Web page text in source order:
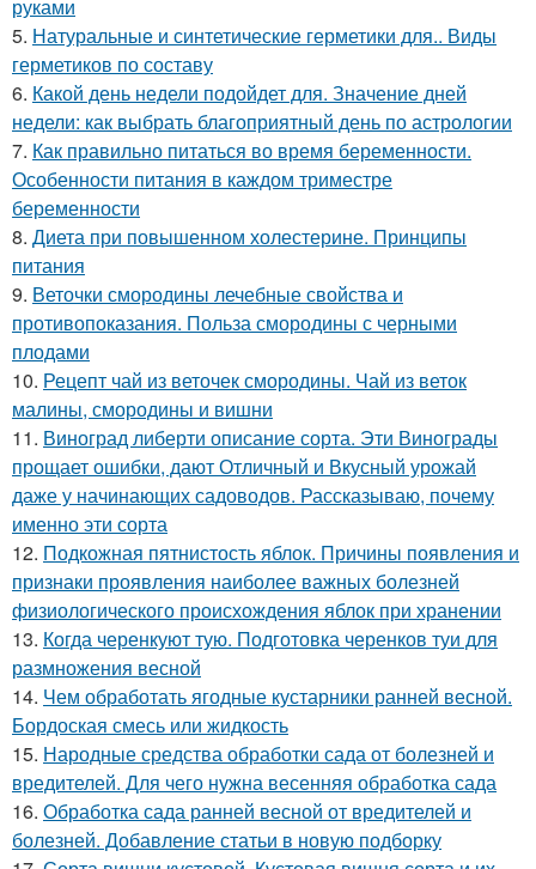
руками
5. Натуральные и синтетические герметики для.. Виды
герметиков по составу
6. Какой день недели подойдет для. Значение дней
недели: как выбрать благоприятный день по астрологии
7. Как правильно питаться во время беременности.
Особенности питания в каждом триместре
беременности
8. Диета при повышенном холестерине. Принципы
питания
9. Веточки смородины лечебные свойства и
противопоказания. Польза смородины с черными
плодами
10. Рецепт чай из веточек смородины. Чай из веток
малины, смородины и вишни
11. Виноград либерти описание сорта. Эти Винограды
прощает ошибки, дают Отличный и Вкусный урожай
даже у начинающих садоводов. Рассказываю, почему
именно эти сорта
12. Подкожная пятнистость яблок. Причины появления и
признаки проявления наиболее важных болезней
физиологического происхождения яблок при хранении
13. Когда черенкуют тую. Подготовка черенков туи для
размножения весной
14. Чем обработать ягодные кустарники ранней весной.
Бордоская смесь или жидкость
15. Народные средства обработки сада от болезней и
вредителей. Для чего нужна весенняя обработка сада
16. Обработка сада ранней весной от вредителей и
болезней. Добавление статьи в новую подборку